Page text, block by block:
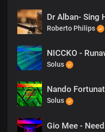
Dr Alban- Sing
Roberto Philips
NICCKO -
Solus
Nando
Solus
Gio Mee -